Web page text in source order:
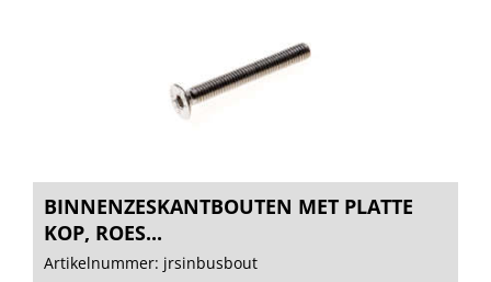
BINNENZESKANTBOUTEN MET PLATTE
KOP, ROES...
Artikelnummer: jrsinbusbout